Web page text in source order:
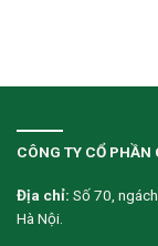
CÔNG TY CỔ PHẦN
Địa chỉ: Số 70,
Hà Nội.